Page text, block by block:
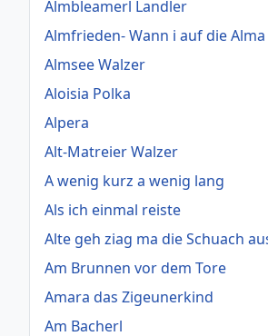
Almbleamerl Landler
Almfrieden- Wann i auf die
Almsee Walzer
Aloisia Polka
Alpera
Alt-Matreier Walzer
A wenig kurz a wenig lang
Als ich einmal reiste
Alte geh ziag ma die Schuach
Am Brunnen vor dem Tore
Amara das Zigeunerkind
Am Bacherl